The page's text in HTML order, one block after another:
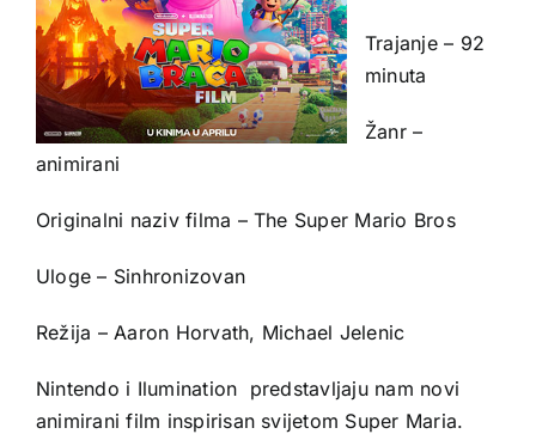
Trajanje – 92
minuta
Žanr –
animirani
Originalni naziv filma – The Super Mario Bros
Uloge – Sinhronizovan
Režija – Aaron Horvath, Michael Jelenic
Nintendo i Ilumination predstavljaju nam novi
animirani film inspirisan svijetom Super Maria.